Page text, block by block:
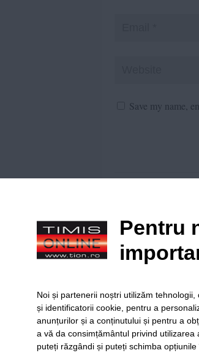
Save my name,
Astia de la
Reply
Pentru
Noi și partenerii noștri utilizăm
și identificatorii cookie, pentru a
anunțurilor și a conținutului și pentru a
a vă da consimțământul privind
puteți răzgândi și puteți schimba